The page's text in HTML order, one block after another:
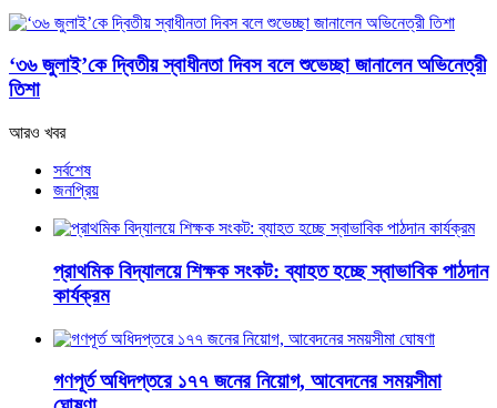
‘৩৬ জুলাই’কে দ্বিতীয় স্বাধীনতা দিবস বলে শুভেচ্ছা জানালেন অভিনেত্রী
তিশা
আরও খবর
সর্বশেষ
জনপ্রিয়
প্রাথমিক বিদ্যালয়ে শিক্ষক সংকট: ব্যাহত হচ্ছে স্বাভাবিক পাঠদান
কার্যক্রম
গণপূর্ত অধিদপ্তরে ১৭৭ জনের নিয়োগ, আবেদনের সময়সীমা